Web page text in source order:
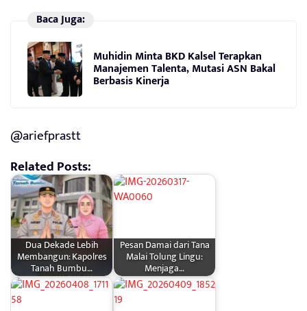
Baca Juga:
Muhidin Minta BKD Kalsel Terapkan
Manajemen Talenta, Mutasi ASN Bakal
Berbasis Kinerja
@ariefprastt
Related Posts:
Dua Dekade Lebih
Membangun: Kapolres
Tanah Bumbu…
Pesan Damai dari Tana
Malai Tolung Lingu:
Menjaga…